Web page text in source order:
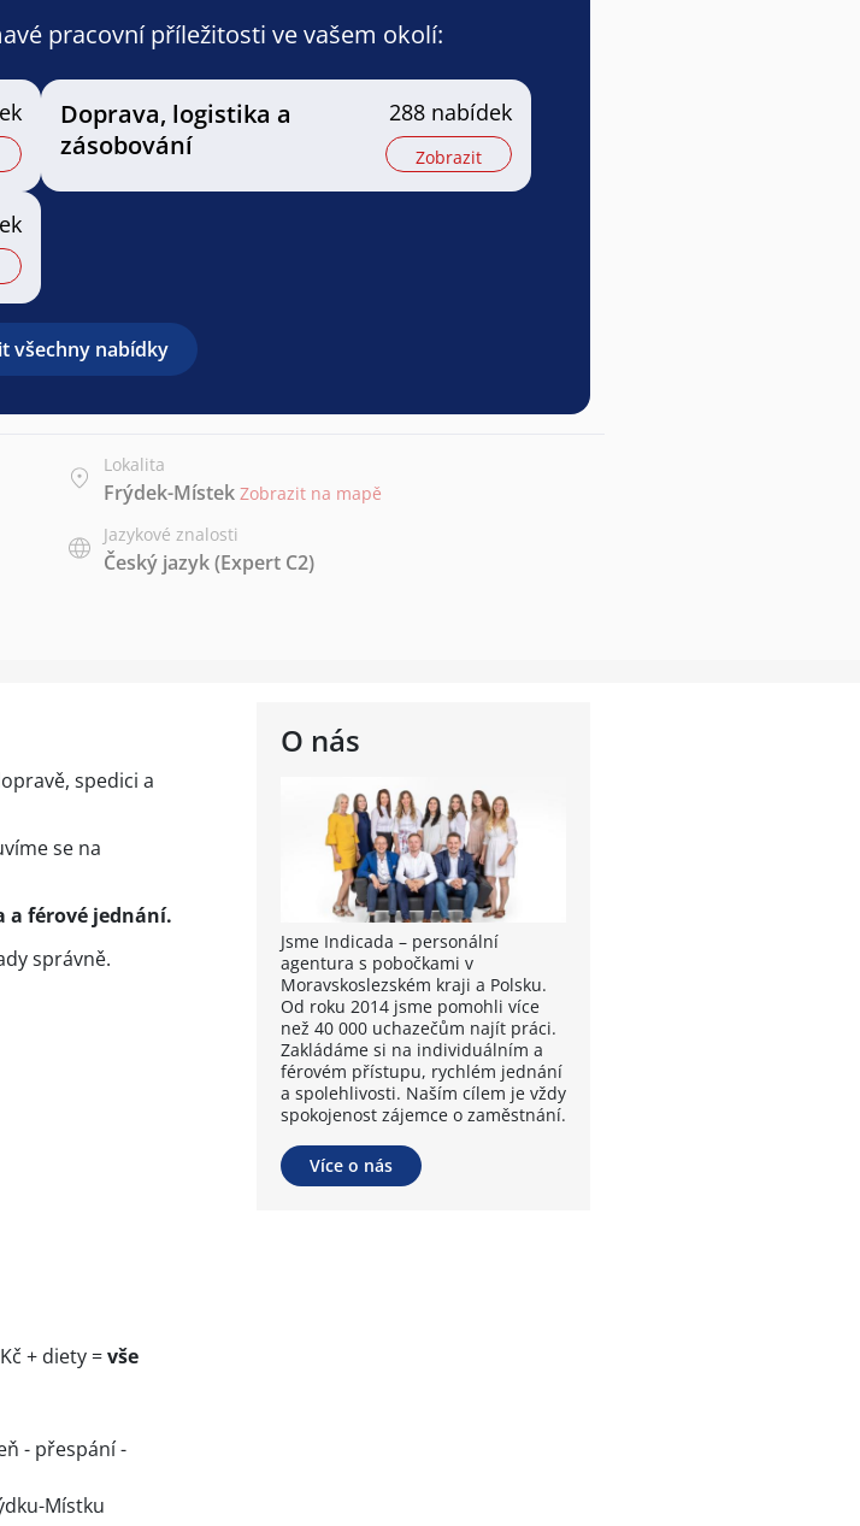
pracovní příležitosti ve vašem okolí:
Doprava, logistika a
zásobování
288 nabídek
Zobrazit
všechny nabídky
Lokalita
Frýdek-Místek Zobrazit na mapě
Jazykové znalosti
Český jazyk(Expert C2)
O nás
Jsme Indicada – personální
agentura s pobočkami v
Moravskoslezském kraji a Polsku.
Od roku 2014 jsme pomohli více
než 40 000 uchazečům najít práci.
Zakládáme si na individuálním a
férovém přístupu, rychlém jednání
a spolehlivosti. Naším cílem je vždy
spokojenost zájemce o zaměstnání.
Více o nás
spedici a
se na
férové jednání.
správně.
+ diety =vše
- přespání -
Místku